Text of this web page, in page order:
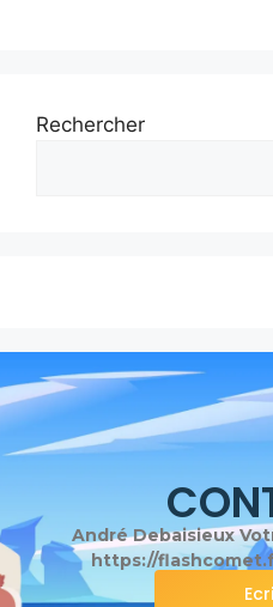
Rechercher
André Debaisieux
https://